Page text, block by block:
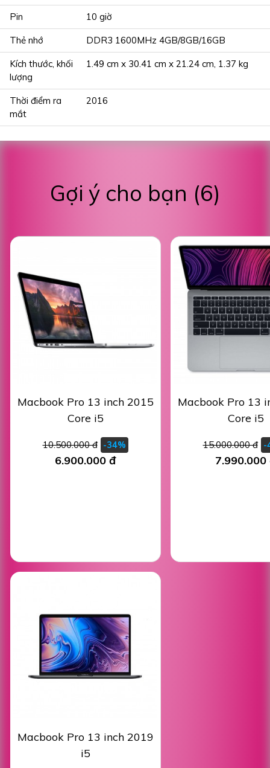
Pin 10 giờ
Thẻ nhớ DDR3 1600MHz 4GB/8GB/16GB
Kích thước, khối
lượng
1.49 cm x 30.41 cm x 21.24 cm, 1.37 kg
Thời điểm ra
mắt
2016
Gợi ý cho bạn (6)
Macbook Pro 13 inch 2015
Core i5
10.500.000 đ -34%
6.900.000 đ
Macbook Pro 13
Core i5
15.000.000 đ -
7.990.000
Macbook Pro 13 inch 2019
i5